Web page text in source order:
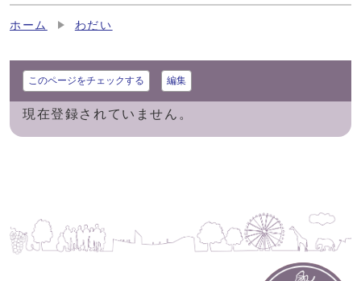
ホーム わだい
このページをチェックする 編集
現在登録されていません。